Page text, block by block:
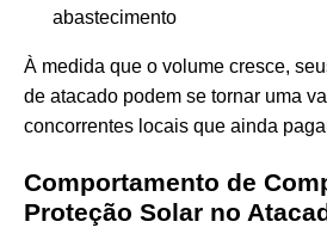
abastecimento
À medida que o volume cresce,
de atacado podem se tornar uma
concorrentes locais que ainda
Comportamento de
Proteção Solar no